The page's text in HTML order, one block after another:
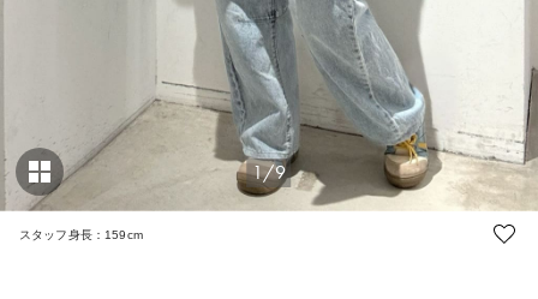
1/9
スタッフ身長：159cm